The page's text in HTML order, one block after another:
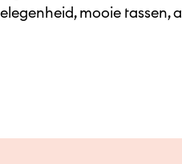
mooie tassen,